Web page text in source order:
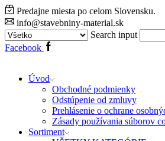
Predajne miesta po celom Slovensku.
info@stavebniny-material.sk
Search input
Facebook
Úvod
Obchodné podmienky
Odstúpenie od zmluvy
Prehlásenie o ochrane
Zásady používania súborov
Sortiment